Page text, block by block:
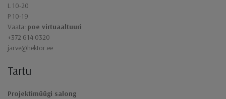
L 10-20
P 10-19
Vaata: poe virtuaaltuuri
+372 614 0320
jarve@hektor.ee
Tartu
Projektimüügi salong